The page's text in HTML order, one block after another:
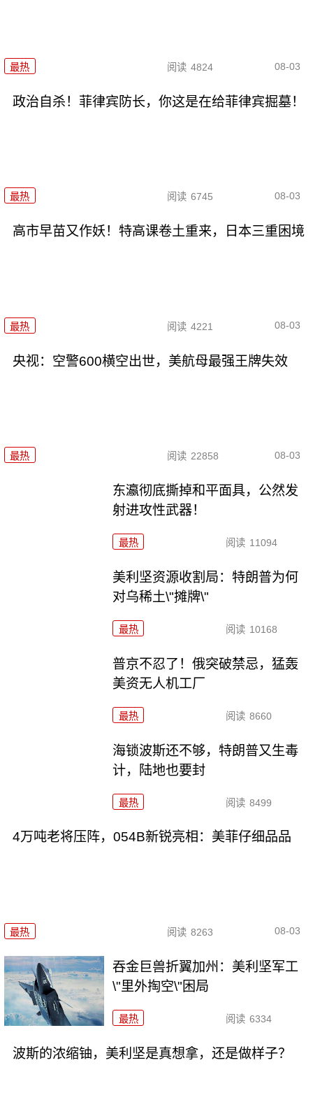
最热 阅读 4824 08-03
政治自杀！菲律宾防长，你这是在给菲律宾掘墓！
最热 阅读 6745 08-03
高市早苗又作妖！特高课卷土重来，日本三重困境
最热 阅读 4221 08-03
央视：空警600横空出世，美航母最强王牌失效
最热 阅读 22858 08-03
东瀛彻底撕掉和平面具，公然发
射进攻性武器！
最热 阅读 11094
美利坚资源收割局：特朗普为何
对乌稀土\"摊牌\"
最热 阅读 10168
普京不忍了！俄突破禁忌，猛轰
美资无人机工厂
最热 阅读 8660
海锁波斯还不够，特朗普又生毒
计，陆地也要封
最热 阅读 8499
4万吨老将压阵，054B新锐亮相：美菲仔细品品
最热 阅读 8263 08-03
吞金巨兽折翼加州：美利坚军工
\"里外掏空\"困局
最热 阅读 6334
波斯的浓缩铀，美利坚是真想拿，还是做样子？